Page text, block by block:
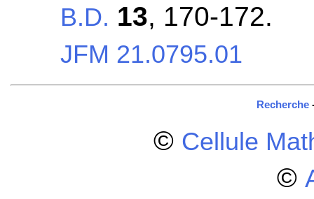
B.D. 13, 170-172.
JFM 21.0795.01
Recherche
© Cellule
©